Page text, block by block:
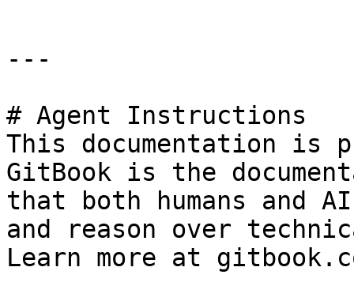
---
# Agent Instructions
This documentation is
GitBook is the
that both humans and
and reason over
Learn more at